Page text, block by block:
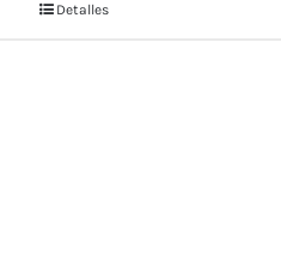
Detalles